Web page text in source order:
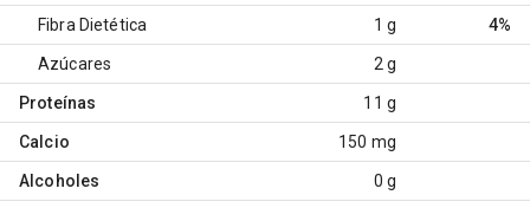
Fibra Dietética 1 g 4%
Azúcares 2 g
Proteínas 11 g
Calcio 150 mg
Alcoholes 0 g